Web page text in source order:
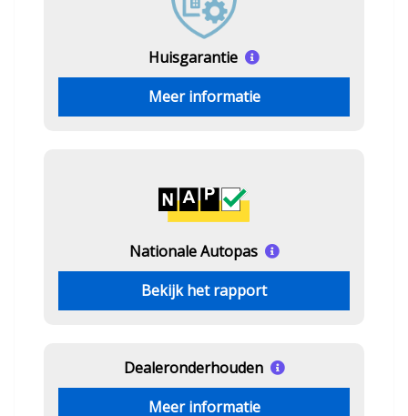
Huisgarantie
Meer informatie
Nationale Autopas
Bekijk het rapport
Dealeronderhouden
Meer informatie